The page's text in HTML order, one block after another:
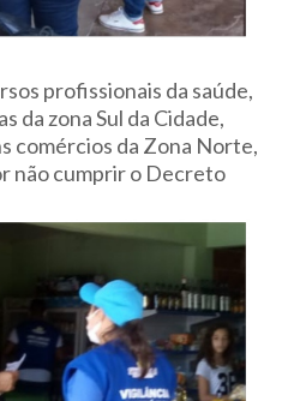
profissionais da saúde,
da zona Sul da Cidade,
comércios da Zona Norte,
não cumprir o Decreto